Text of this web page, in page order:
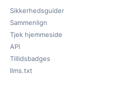
Sikkerhedsguider
Sammenlign
Tjek hjemmeside
API
Tillidsbadges
llms.txt